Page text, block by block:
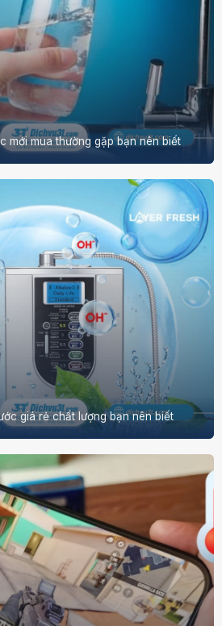
mới mua thường gặp bạn nên biết
giá rẻ chất lượng bạn nên biết